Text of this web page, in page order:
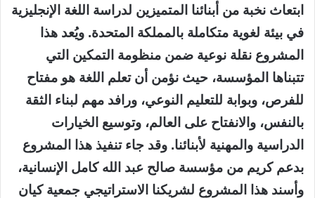
ابتعاث نخبة من أبنائنا المتميزين لدراسة اللغة الإنجليزية
في بيئة لغوية متكاملة بالمملكة المتحدة. ويُعد هذا
المشروع نقلة نوعية ضمن منظومة التمكين التي
تتبناها المؤسسة، حيث نؤمن أن تعلم اللغة هو مفتاح
للفرص، وبوابة للتعليم النوعي، ورافد مهم لبناء الثقة
بالنفس، والانفتاح على العالم، وتوسيع الخيارات
الدراسية والمهنية لأبنائنا. وقد جاء تنفيذ هذا المشروع
بدعم كريم من مؤسسة صالح عبد الله كامل الإنسانية،
وأسند هذا المشروع لشريكنا الاستراتيجي جمعية كيان